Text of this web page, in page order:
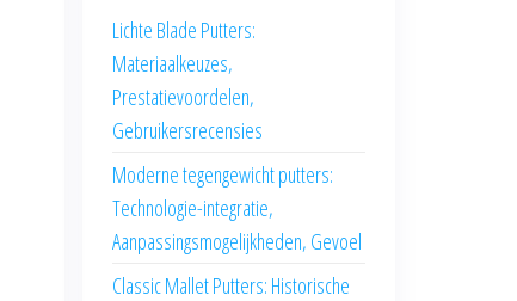
Lichte Blade Putters:
Materiaalkeuzes,
Prestatievoordelen,
Gebruikersrecensies
Moderne tegengewicht putters:
Technologie-integratie,
Aanpassingsmogelijkheden, Gevoel
Classic Mallet Putters: Historische